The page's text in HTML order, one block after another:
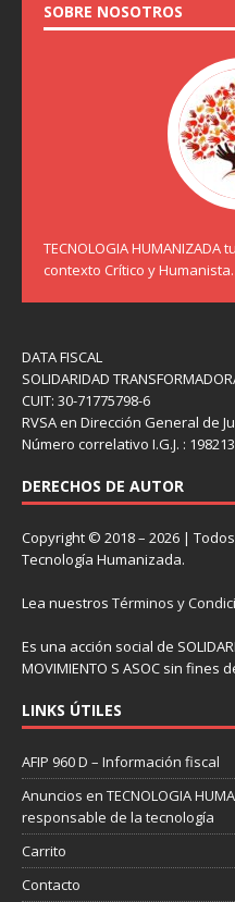
SOBRE NOSOTROS
TECNOLOGIA
contexto Crítico y Humanista.
DATA FISCAL
SOLIDARIDAD
CUIT: 30-71775798-6
RVSA en Dirección General de
Número correlativo I.G.J. :
DERECHOS DE AUTOR
Copyright © 2018 – 2026 |
Tecnología Humanizada.
Lea nuestros Términos y
Es una acción social de
MOVIMIENTO S ASOC sin fines
LINKS ÚTILES
AFIP 960 D – Información fiscal
Anuncios en TECNOLOGIA
responsable de la tecnología
Carrito
Contacto